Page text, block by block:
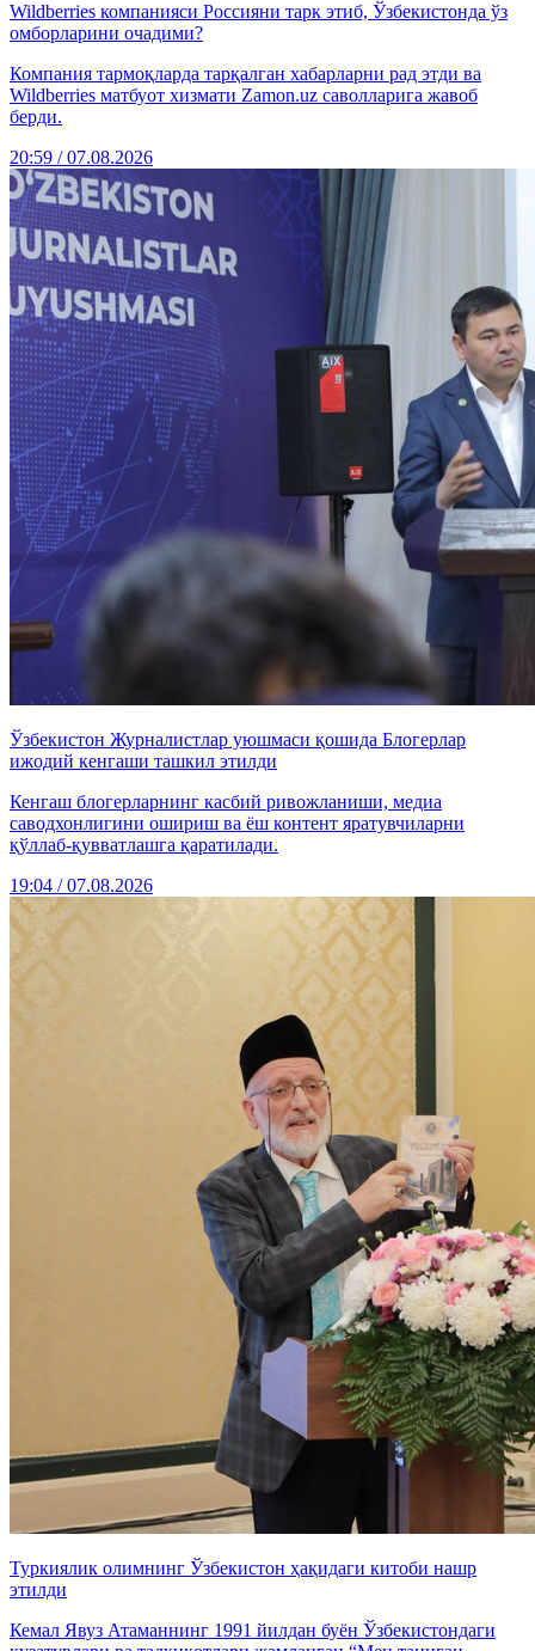
Wildberries компанияси Россияни тарк этиб, Ўзбекистонда ўз
омборларини очадими?
Компания тармоқларда тарқалган хабарларни рад этди ва
Wildberries матбуот хизмати Zamon.uz саволларига жавоб
берди.
20:59 / 07.08.2026
Ўзбекистон Журналистлар уюшмаси қошида Блогерлар
ижодий кенгаши ташкил этилди
Кенгаш блогерларнинг касбий ривожланиши, медиа
саводхонлигини ошириш ва ёш контент яратувчиларни
қўллаб-қувватлашга қаратилади.
19:04 / 07.08.2026
Туркиялик олимнинг Ўзбекистон ҳақидаги китоби нашр
этилди
Кемал Явуз Атаманнинг 1991 йилдан буён Ўзбекистондаги